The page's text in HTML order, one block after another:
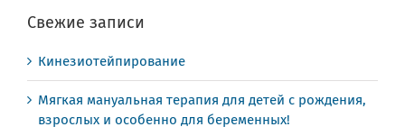
Свежие записи
Кинезиотейпирование
Мягкая мануальная терапия для детей с рождения,
взрослых и особенно для беременных!